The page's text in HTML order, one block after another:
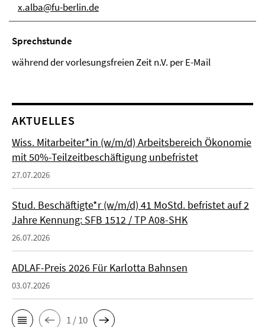
x.alba@fu-berlin.de
Sprechstunde
während der vorlesungsfreien Zeit n.V. per E-Mail
AKTUELLES
Wiss. Mitarbeiter*in (w/m/d) Arbeitsbereich Ökonomie
mit 50%-Teilzeitbeschäftigung unbefristet
27.07.2026
Stud. Beschäftigte*r (w/m/d) 41 MoStd. befristet auf 2
Jahre Kennung: SFB 1512 / TP A08-SHK
26.07.2026
ADLAF-Preis 2026 Für Karlotta Bahnsen
03.07.2026
1 / 10